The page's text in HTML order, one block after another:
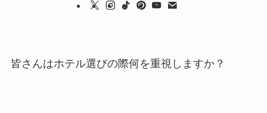
皆さんはホテル選びの際何を重視しますか？